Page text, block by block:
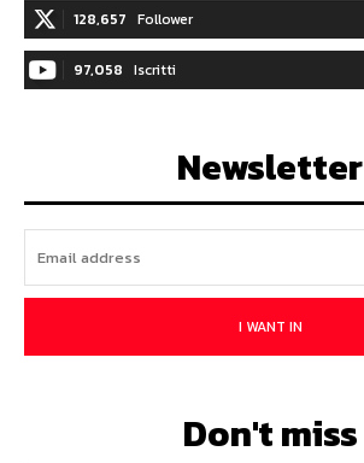
128,657 Follower
97,058 Iscritti
Newsletter
I WANT IN
Don't miss